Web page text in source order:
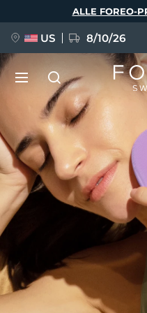
ALLE FOREO-
US 8/10/26
NEU
FAQ™ Pure Beauty-
BREAKING NEWS
issa™ Teeth
Sprache
English
Français
Türkçe
简体中